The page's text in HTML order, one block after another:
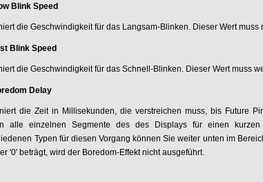
Blink Speed
die Geschwindigkeit für das Langsam-Blinken. Dieser Wert
Blink Speed
die Geschwindigkeit für das Schnell-Blinken. Dieser Wert muss
Delay
die Zeit in Millisekunden, die verstreichen muss, bis Future
alle einzelnen Segmente des des Displays für einen
Typen für diesen Vorgang können Sie weiter unten im
'0' beträgt, wird der Boredom-Effekt nicht ausgeführt.